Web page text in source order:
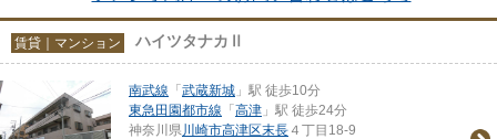
賃貸｜マンション ハイツタナカⅡ
南武線 「武蔵新城 」駅 徒歩10分
東急田園都市線 「高津 」駅 徒歩24分
神奈川県川崎市高津区末長 ４丁目18-9